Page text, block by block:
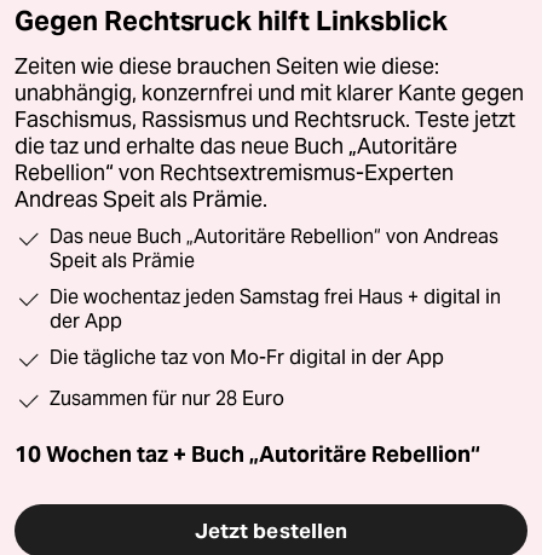
Gegen Rechtsruck hilft Linksblick
Zeiten wie diese brauchen Seiten wie diese:
unabhängig, konzernfrei und mit klarer Kante gegen
Faschismus, Rassismus und Rechtsruck. Teste jetzt
die taz und erhalte das neue Buch „Autoritäre
Rebellion“ von Rechtsextremismus-Experten
Andreas Speit als Prämie.
Das neue Buch „Autoritäre Rebellion“ von Andreas
Speit als Prämie
Die wochentaz jeden Samstag frei Haus + digital in
der App
Die tägliche taz von Mo-Fr digital in der App
Zusammen für nur 28 Euro
10 Wochen taz + Buch „Autoritäre Rebellion“
Jetzt bestellen